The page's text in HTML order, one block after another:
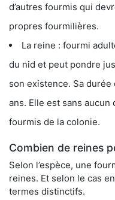
d’autres fourmis qui
propres fourmilières.
La reine : fourmi
du nid et peut pondre
son existence. Sa
ans. Elle est sans
fourmis de la colonie.
Combien de reines
Selon l’espèce, une
reines. Et selon le cas
termes distinctifs.